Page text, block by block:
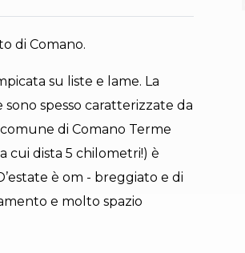
di Comano.
su liste e lame. La
spesso caratterizzate da
di Comano Terme
cui dista 5 chilometri!) è
è om - breggiato e di
e molto spazio